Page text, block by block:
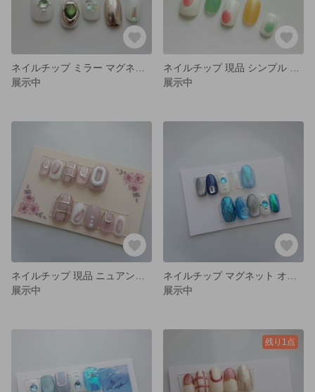
展示中
展示中
展示中
展示中
残り1点